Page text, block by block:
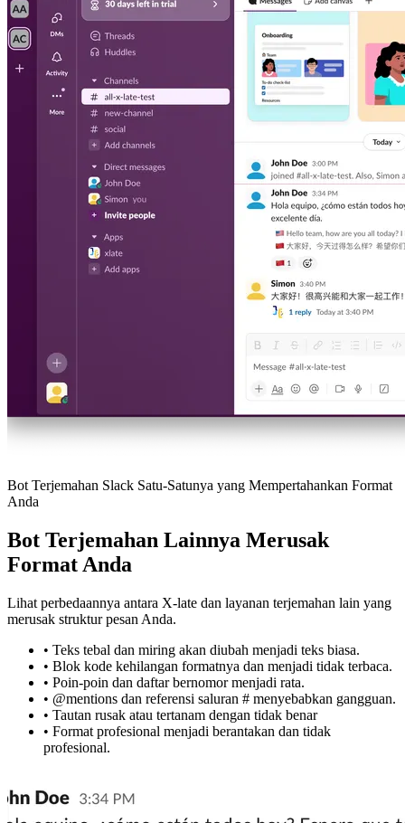
Bot Terjemahan Slack Satu-Satunya yang Mempertahankan Format
Anda
Bot Terjemahan Lainnya Merusak
Format Anda
Lihat perbedaannya antara X-late dan layanan terjemahan lain yang
merusak struktur pesan Anda.
• Teks tebal dan miring akan diubah menjadi teks biasa.
• Blok kode kehilangan formatnya dan menjadi tidak terbaca.
• Poin-poin dan daftar bernomor menjadi rata.
• @mentions dan referensi saluran # menyebabkan gangguan.
• Tautan rusak atau tertanam dengan tidak benar
• Format profesional menjadi berantakan dan tidak
profesional.